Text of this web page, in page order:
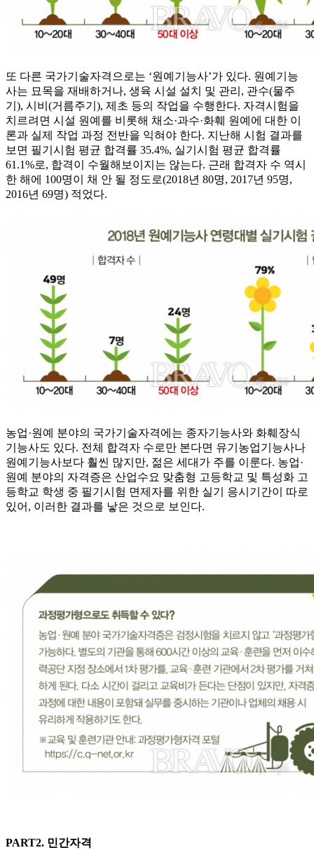
또 다른 국가기술자격으로는 ‘원예기능사’가 있다. 원예기능
사는 묘목을 재배하거나, 생육 시설 설치 및 관리, 관수(물주
기), 시비(거름주기), 제초 등의 작업을 수행한다. 자격시험을
치르려면 시설 원예를 비롯해 채소·과수·화훼 원예에 대한 이
론과 실제 작업 과정 전반을 익혀야 한다. 지난해 시험 결과를
보면 필기시험 평균 합격률 35.4%, 실기시험 평균 합격률
61.1%로, 합격이 수월해보이지는 않는다. 근래 합격자 수 역시
한 해에 100명이 채 안 될 정도로(2018년 80명, 2017년 95명,
2016년 69명) 적었다.
농업·원예 분야의 국가기술자격에는 종자기능사와 화훼장식
기능사도 있다. 전체 합격자 수로만 본다면 유기농업기능사나
원예기능사보다 훨씬 많지만, 젊은 세대가 주를 이룬다. 농업·
원예 분야의 자격증은 산업수요 맞춤형 고등학교 및 특성화 고
등학교 학생 중 필기시험 면제자를 위한 실기 응시기간이 따로
있어, 이러한 결과를 낳은 것으로 보인다.
PART2. 민간자격